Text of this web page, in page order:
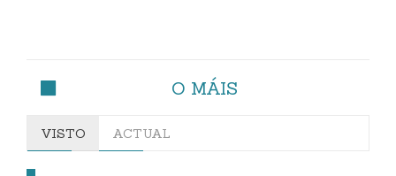
O MÁIS
VISTO ACTUAL